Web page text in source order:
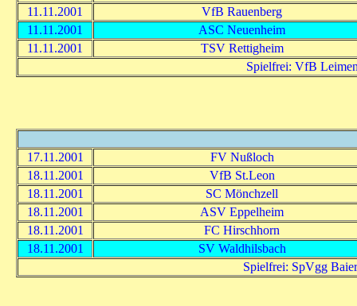
11.11.2001
VfB Rauenberg
11.11.2001
ASC Neuenheim
11.11.2001
TSV Rettigheim
Spielfrei: VfB
17.11.2001
FV Nußloch
18.11.2001
VfB St.Leon
18.11.2001
SC Mönchzell
18.11.2001
ASV Eppelheim
18.11.2001
FC Hirschhorn
18.11.2001
SV Waldhilsbach
Spielfrei: SpVgg